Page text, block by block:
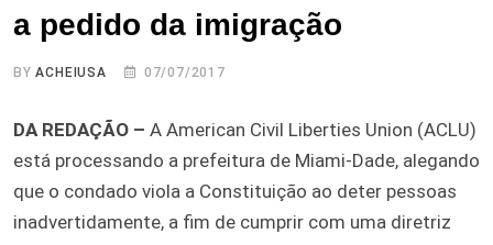
a pedido da imigração
BYACHEIUSA 07/07/2017
DA REDAÇÃO – A American Civil Liberties Union (ACLU)
está processando a prefeitura de Miami-Dade, alegando
que o condado viola a Constituição ao deter pessoas
inadvertidamente, a fim de cumprir com uma diretriz